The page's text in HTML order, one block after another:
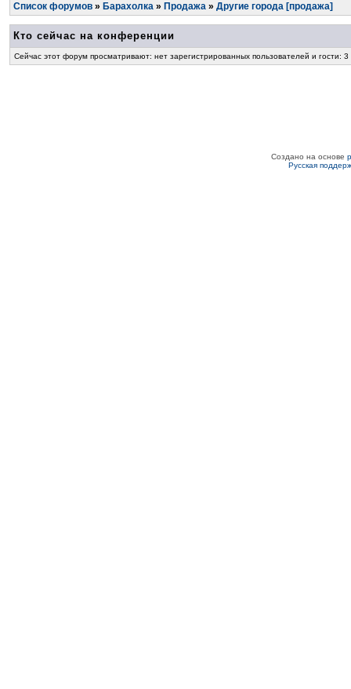
Список форумов » Барахолка » Продажа » Другие города [продажа]
Кто сейчас на конференции
Сейчас этот форум просматривают: нет зарегистрированных пользователей и гости: 3
Создано на основе
Русская